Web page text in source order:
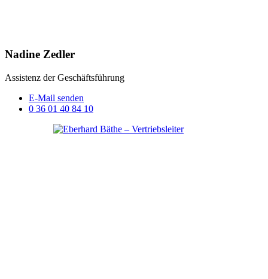
Nadine Zedler
Assistenz der Geschäftsführung
E-Mail senden
0 36 01 40 84 10